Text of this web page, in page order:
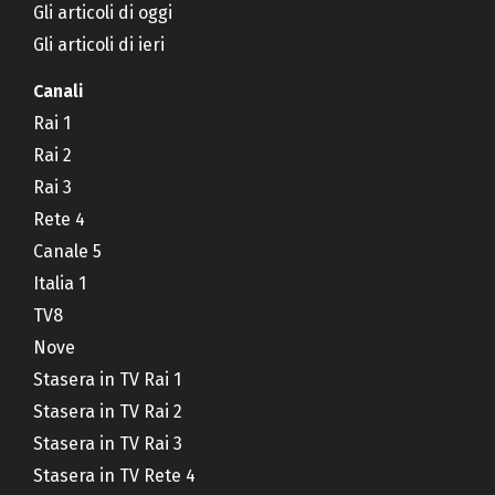
Gli articoli di oggi
Gli articoli di ieri
Canali
Rai 1
Rai 2
Rai 3
Rete 4
Canale 5
Italia 1
TV8
Nove
Stasera in TV Rai 1
Stasera in TV Rai 2
Stasera in TV Rai 3
Stasera in TV Rete 4